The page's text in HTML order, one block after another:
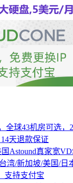
全球43机房可选
天退款保证
Astound真家宽
湾/新加坡/美国/日
支持支付宝